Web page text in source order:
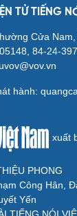
TỬ TIẾNG
Cửa
84-24-
hành:
xuất
PHONG
Công Hân,
Yến
TIẾNG NÓI